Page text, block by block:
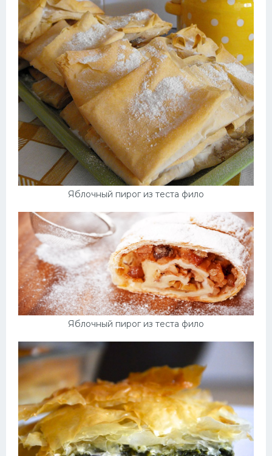
Яблочный пирог из теста фило
Яблочный пирог из теста фило